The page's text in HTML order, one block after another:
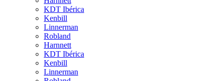
KDT Ibérica
Kenbill
Linnerman
Robland
Harnnett
KDT Ibérica
Kenbill
Linnerman